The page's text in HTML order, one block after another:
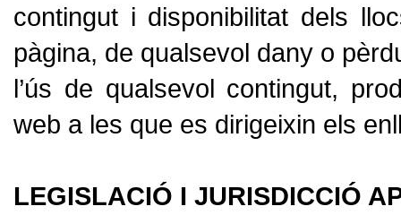
contingut i disponibilitat dels
pàgina, de qualsevol dany o
l’ús de qualsevol contingut,
web a les que es dirigeixin els
LEGISLACIÓ I JURISDICCIÓ